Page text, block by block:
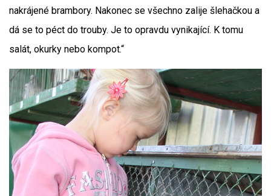
nakrájené brambory. Nakonec se všechno zalije šlehačkou a
dá se to péct do trouby. Je to opravdu vynikající. K tomu
salát, okurky nebo kompot.“